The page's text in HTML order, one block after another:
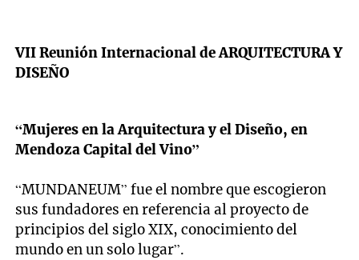
VII Reunión Internacional de ARQUITECTURA Y
DISEÑO
“Mujeres en la Arquitectura y el Diseño, en
Mendoza Capital del Vino”
“MUNDANEUM” fue el nombre que escogieron
sus fundadores en referencia al proyecto de
principios del siglo XIX, conocimiento del
mundo en un solo lugar”.